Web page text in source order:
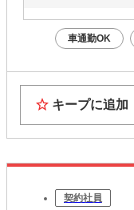
車通勤OK
キープに追加
契約社員